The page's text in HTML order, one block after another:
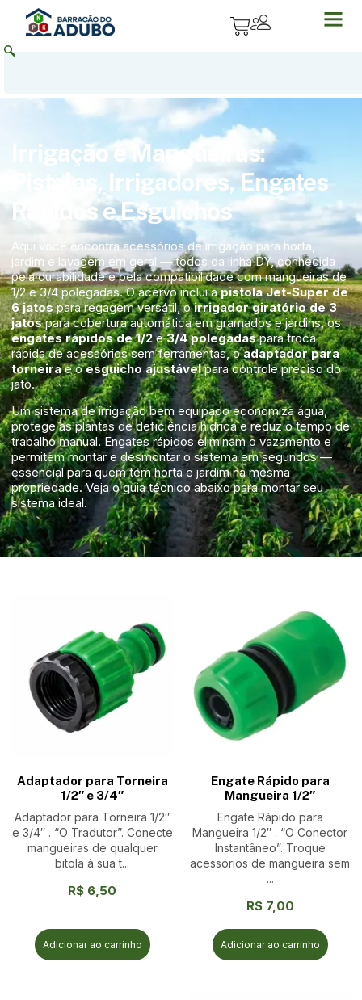
Irrigação e Mangueiras:
Pistolas, Irrigadores, Engates
Rápidos e Esguichos
Aqui você encontra acessórios de irrigação para horta,
jardim e lavagem em geral — todos da linha DY, conhecida
pela durabilidade e pela compatibilidade com mangueiras de
1/2 e 3/4 polegadas. O acervo inclui apistola Jet-Super de
6 jatospara regagem versátil, oirrigador giratório de 3
jatospara cobertura automática em gramados e jardins, os
engates rápidos de 1/2e3/4 polegadaspara troca
rápida de acessórios sem ferramentas, oadaptador para
torneirae oesguicho ajustávelpara controle preciso do
jato.
Um sistema de irrigação bem equipado economiza água,
protege as plantas de deficiência hídrica e reduz o tempo de
trabalho manual. Engates rápidos eliminam o vazamento e
permitem montar e desmontar o sistema em segundos —
essencial para quem tem horta e jardim na mesma
propriedade. Veja o guia técnico abaixo para montar seu
sistema ideal.
Adaptador para Torneira
1/2″ e 3/4″
Adaptador para Torneira 1/2″
e 3/4″ . “O Tradutor”. Conecte
mangueiras de qualquer
bitola à sua t...
R$ 6,50
Adicionar ao carrinho
Engate Rápido para
Mangueira 1/2″
Engate Rápido para
Mangueira 1/2″ . “O Conector
Instantâneo”. Troque
acessórios de mangueira sem
...
R$7,00
Adicionar ao carrinho